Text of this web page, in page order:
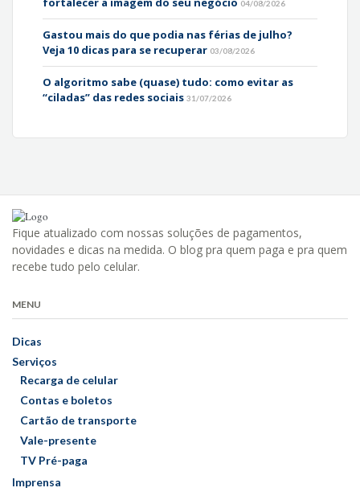
04/08/2026
Gastou mais do que podia nas férias de julho?
Veja 10 dicas para se recuperar 03/08/2026
O algoritmo sabe (quase) tudo: como evitar as
“ciladas” das redes sociais 31/07/2026
Fique atualizado com nossas soluções de pagamentos,
novidades e dicas na medida. O blog pra quem paga e pra quem
recebe tudo pelo celular.
MENU
Dicas
Serviços
Recarga de celular
Contas e boletos
Cartão de transporte
Vale-presente
TV Pré-paga
Imprensa